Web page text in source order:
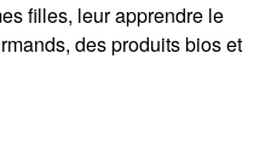
filles, leur apprendre le
des produits bios et